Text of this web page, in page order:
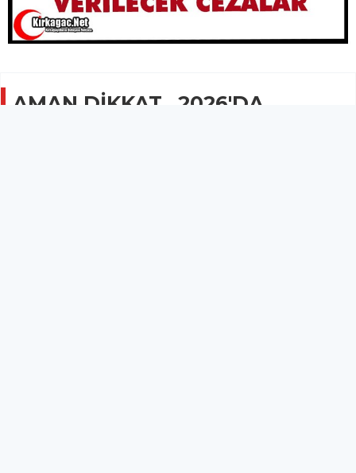
AMAN DİKKAT...2026'DA